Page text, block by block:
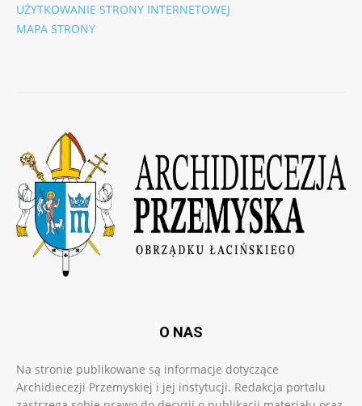
UŻYTKOWANIE STRONY INTERNETOWEJ
MAPA STRONY
O NAS
Na stronie publikowane są informacje dotyczące
Archidiecezji Przemyskiej i jej instytucji. Redakcja portalu